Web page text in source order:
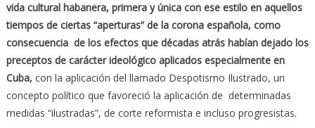
vida cultural habanera, primera y única con ese estilo en aquellos
tiempos de ciertas “aperturas” de la corona española, como
consecuencia de los efectos que décadas atrás habían dejado los
preceptos de carácter ideológico aplicados especialmente en
Cuba, con la aplicación del llamado Despotismo Ilustrado, un
concepto político que favoreció la aplicación de determinadas
medidas “ilustradas”, de corte reformista e incluso progresistas.